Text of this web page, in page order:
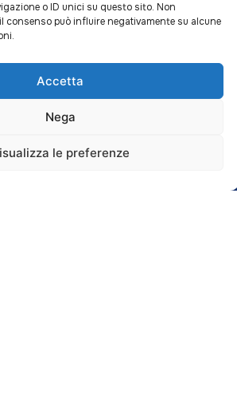
o ID unici su questo sito. Non
consenso può influire negativamente su alcune
Accetta
Nega
le preferenze
APPUNTAMENTO